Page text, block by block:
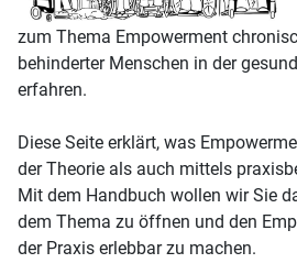
zum Thema Empowerment
behinderter Menschen in der
erfahren.
Diese Seite erklärt, was
der Theorie als auch mittels
Mit dem Handbuch wollen wir Sie
dem Thema zu öffnen und den
der Praxis erlebbar zu machen.